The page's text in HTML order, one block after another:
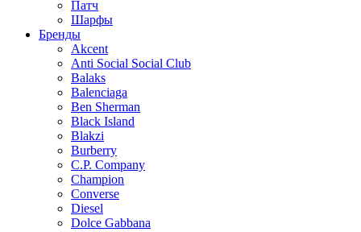
Патч
Шарфы
Бренды
Akcent
Anti Social Social Club
Balaks
Balenciaga
Ben Sherman
Black Island
Blakzi
Burberry
C.P. Company
Champion
Converse
Diesel
Dolce Gabbana